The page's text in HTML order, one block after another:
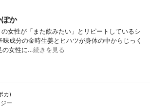
か
女性が「また飲みたい」とリピートしているシ
成分の金時生姜とヒハツが身体の中からじっく
の女性に…続きを見る
カ)
ー